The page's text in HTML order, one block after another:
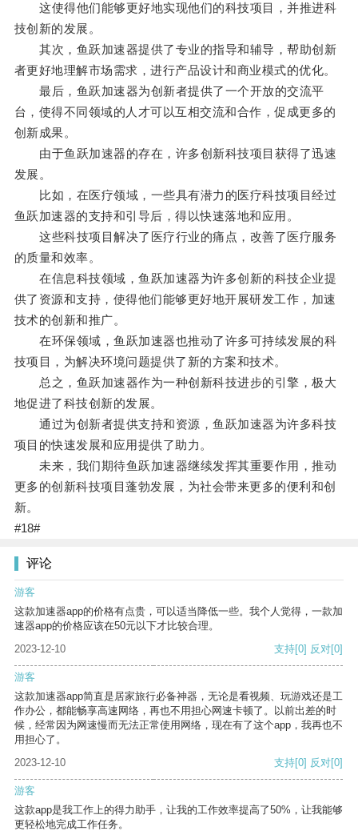
这使得他们能够更好地实现他们的科技项目，并推进科
技创新的发展。
其次，鱼跃加速器提供了专业的指导和辅导，帮助创新
者更好地理解市场需求，进行产品设计和商业模式的优化。
最后，鱼跃加速器为创新者提供了一个开放的交流平
台，使得不同领域的人才可以互相交流和合作，促成更多的
创新成果。
由于鱼跃加速器的存在，许多创新科技项目获得了迅速
发展。
比如，在医疗领域，一些具有潜力的医疗科技项目经过
鱼跃加速器的支持和引导后，得以快速落地和应用。
这些科技项目解决了医疗行业的痛点，改善了医疗服务
的质量和效率。
在信息科技领域，鱼跃加速器为许多创新的科技企业提
供了资源和支持，使得他们能够更好地开展研发工作，加速
技术的创新和推广。
在环保领域，鱼跃加速器也推动了许多可持续发展的科
技项目，为解决环境问题提供了新的方案和技术。
总之，鱼跃加速器作为一种创新科技进步的引擎，极大
地促进了科技创新的发展。
通过为创新者提供支持和资源，鱼跃加速器为许多科技
项目的快速发展和应用提供了助力。
未来，我们期待鱼跃加速器继续发挥其重要作用，推动
更多的创新科技项目蓬勃发展，为社会带来更多的便利和创
新。
#18#
评论
游客
这款加速器app的价格有点贵，可以适当降低一些。我个人觉得，一款加
速器app的价格应该在50元以下才比较合理。
2023-12-10
支持[0] 反对[0]
游客
这款加速器app简直是居家旅行必备神器，无论是看视频、玩游戏还是工
作办公，都能畅享高速网络，再也不用担心网速卡顿了。以前出差的时
候，经常因为网速慢而无法正常使用网络，现在有了这个app，我再也不
用担心了。
2023-12-10
支持[0] 反对[0]
游客
这款app是我工作上的得力助手，让我的工作效率提高了50%，让我能够
更轻松地完成工作任务。